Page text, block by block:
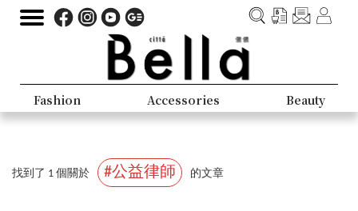
Fashion Accessories Beauty
找到了 1 個關於 #公益律師 的文章